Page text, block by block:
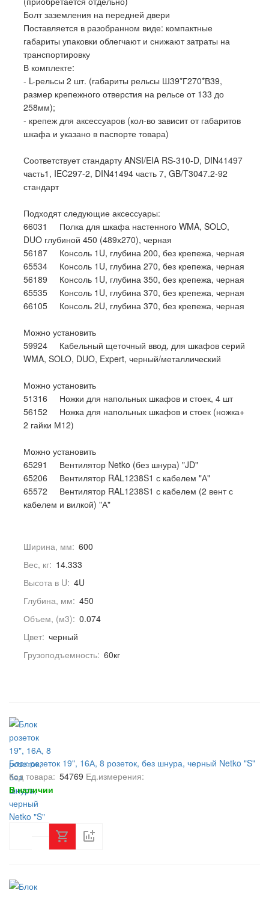
Болт заземления на передней двери
Поставляется в разобранном виде: компактные
габариты упаковки облегчают и снижают затраты на
транспортировку
В комплекте:
- L-рельсы 2 шт. (габариты рельсы Ш39*Г270*В39,
размер крепежного отверстия на рельсе от 133 до
258мм);
- крепеж для аксессуаров (кол-во зависит от габаритов
шкафа и указано в паспорте товара)
Соответствует стандарту ANSI/EIA RS-310-D, DIN41497
часть1, IEC297-2, DIN41494 часть 7, GB/T3047.2-92
стандарт
Подходят следующие аксессуары:
66031 Полка для шкафа настенного WMA, SOLO,
DUO глубиной 450 (489х270), черная
56187 Консоль 1U, глубина 200, без крепежа, черная
65534 Консоль 1U, глубина 270, без крепежа, черная
56189 Консоль 1U, глубина 350, без крепежа, черная
65535 Консоль 1U, глубина 370, без крепежа, черная
66105 Консоль 2U, глубина 370, без крепежа, черная
Можно установить
59924 Кабельный щеточный ввод, для шкафов серий
WMA, SOLO, DUO, Expert, черный/металлический
Можно установить
51316 Ножки для напольных шкафов и стоек, 4 шт
56152 Ножка для напольных шкафов и стоек (ножка+
2 гайки М12)
Можно установить
65291 Вентилятор Netko (без шнура) "JD"
65206 Вентилятор RAL1238S1 с кабелем "А"
65572 Вентилятор RAL1238S1 с кабелем (2 вент с
кабелем и вилкой) "А"
Ширина, мм: 600
Вес, кг: 14.333
Высота в U: 4U
Глубина, мм: 450
Объем, (м3): 0.074
Цвет: черный
Грузоподъемность: 60кг
Блок розеток 19", 16А, 8 розеток, без шнура, черный Netko "S"
Код товара: 54769 Ед.измерения:
В наличии